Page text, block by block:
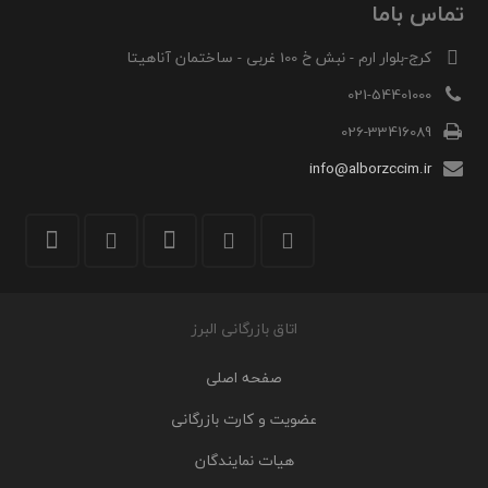
تماس باما
کرج-بلوار ارم - نبش خ 100 غربی - ساختمان آناهیتا
021-54401000
026-33416089
info@alborzccim.ir
اتاق بازرگانی البرز
صفحه اصلی
عضویت و کارت بازرگانی
هیات نمایندگان